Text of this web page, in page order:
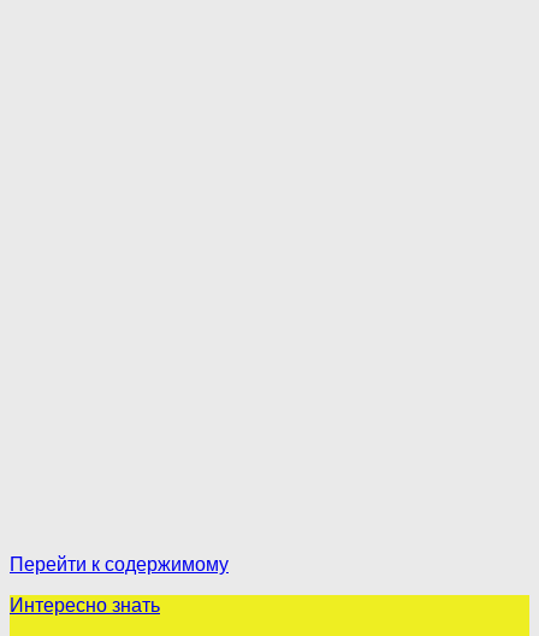
Перейти к содержимому
Интересно знать